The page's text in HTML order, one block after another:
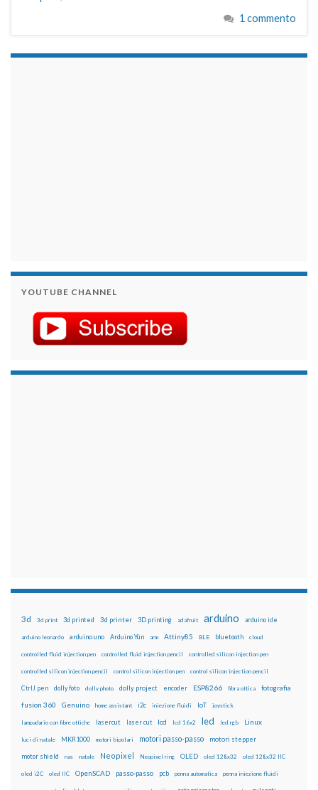
1 commento
YOUTUBE CHANNEL
3d 3d print 3d printed 3d printer 3D printing adafruit arduino arduino ide
arduino leonardo arduino uno Arduino Yún arm Attiny85 BLE bluetooth cloud
controlled fluid injection pen controlled fluid injection pencil controlled silicon injection pen
controlled silicon injection pencil control silicon injection pen control silicon injection pencil
CtrlJ pen dolly foto dolly photo dolly project encoder ESP8266 fibra ottica fotografia
fusion 360 Genuino home assistant i2c iniezione fluidi IoT joystick
lampadario con fibre ottiche lasercut laser cut lcd lcd 16x2 led led rgb Linux
luci di natale MKR1000 motori bipolari motori passo-passo motori stepper
motor shield nas natale Neopixel Neopixel ring OLED oled 128x32 oled 128x32 IIC
oled i2C oled IIC OpenSCAD passo-passo pcb penna automatica penna iniezione fluidi